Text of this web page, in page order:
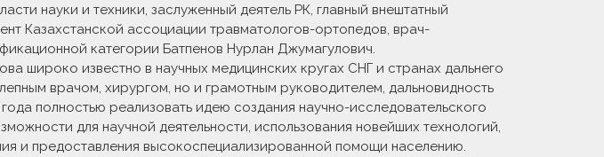
науки и техники, заслуженный деятель РК, главный внештатный
Казахстанской ассоциации травматологов-ортопедов, врач-
категории Батпенов Нурлан Джумагулович.
широко известно в научных медицинских кругах СНГ и странах дальнего
врачом, хирургом, но и грамотным руководителем, дальновидность
полностью реализовать идею создания научно-исследовательского
для научной деятельности, использования новейших технологий,
и предоставления высокоспециализированной помощи населению.